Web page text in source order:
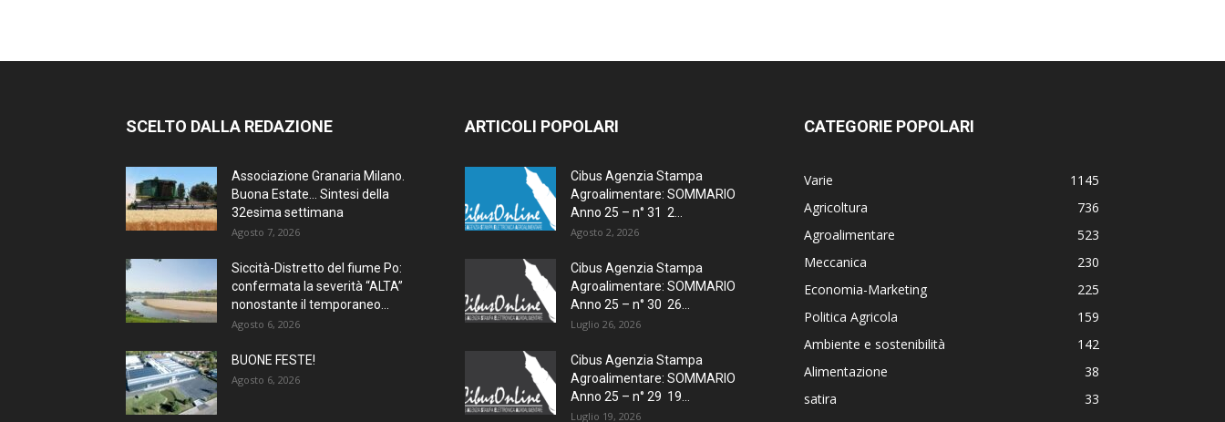
SCELTO DALLA REDAZIONE
Associazione Granaria Milano.
Buona Estate… Sintesi della
32esima settimana
Agosto 7, 2026
Siccità-Distretto del fiume Po:
confermata la severità “ALTA”
nonostante il temporaneo...
Agosto 6, 2026
BUONE FESTE!
Agosto 6, 2026
ARTICOLI POPOLARI
Cibus Agenzia Stampa
Agroalimentare: SOMMARIO
Anno 25 – n° 31 2...
Agosto 2, 2026
Cibus Agenzia Stampa
Agroalimentare: SOMMARIO
Anno 25 – n° 30 26...
Luglio 26, 2026
Cibus Agenzia Stampa
Agroalimentare: SOMMARIO
Anno 25 – n° 29 19...
Luglio 19, 2026
CATEGORIE POPOLARI
Varie
1145
Agricoltura
736
Agroalimentare
523
Meccanica
230
Economia-Marketing
225
Politica Agricola
159
Ambiente e sostenibilità
142
Alimentazione
38
satira
33